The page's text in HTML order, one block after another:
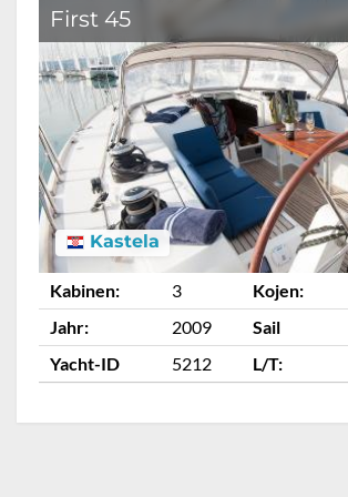
First 45
Kastela
Kabinen: 3 Kojen:
Jahr:
2009 Sail
Yacht-ID
5212 L/T: